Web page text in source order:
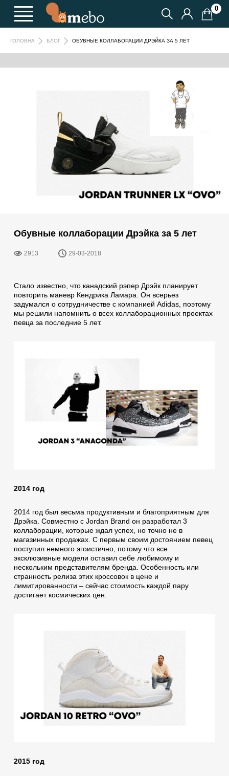
0
ГОЛОВНА БЛОГ ОБУВНЫЕ КОЛЛАБОРАЦИИ ДРЭЙКА ЗА 5 ЛЕТ
Обувные коллаборации Дрэйка за 5 лет
2913 29-03-2018
Стало известно, что канадский рэпер Дрэйк планирует
повторить маневр Кендрика Ламара. Он всерьез
задумался о сотрудничестве с компанией Аdidas, поэтому
мы решили напомнить о всех коллаборационных проектах
певца за последние 5 лет.
2014 год
2014 год был весьма продуктивным и благоприятным для
Дрэйка. Совместно с Jordan Brand он разработал 3
коллаборации, которые ждал успех, но точно не в
магазинных продажах. С первым своим достоянием певец
поступил немного эгоистично, потому что все
эксклюзивные модели оставил себе любимому и
нескольким представителям бренда. Особенность или
странность релиза этих кроссовок в цене и
лимитированности – сейчас стоимость каждой пару
достигает космических цен.
2015 год